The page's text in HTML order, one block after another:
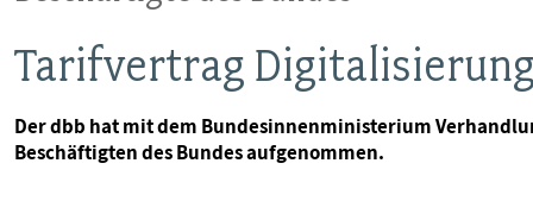
AUSBILDUNGSINFORMATIONEN
INTERNATIONALES
Tarifvertrag
Der dbb hat mit dem Bundesinnenministerium
Beschäftigten des Bundes aufgenommen.